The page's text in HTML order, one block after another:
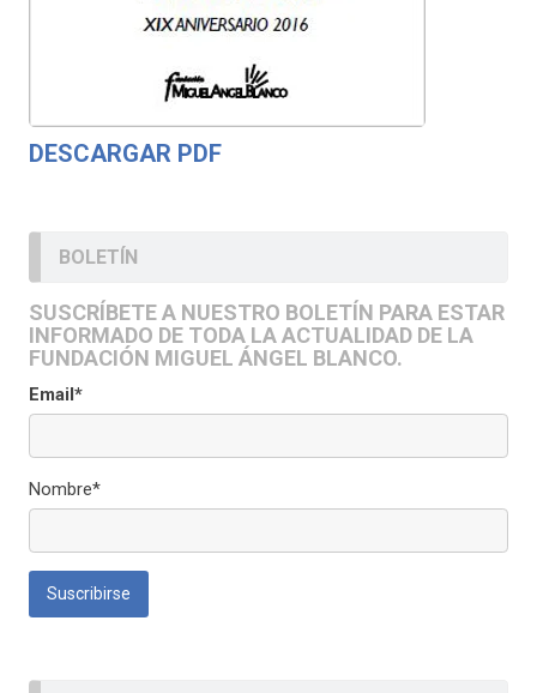
DESCARGAR PDF
BOLETÍN
SUSCRÍBETE A NUESTRO BOLETÍN PARA ESTAR
INFORMADO DE TODA LA ACTUALIDAD DE LA
FUNDACIÓN MIGUEL ÁNGEL BLANCO.
Email*
Nombre*